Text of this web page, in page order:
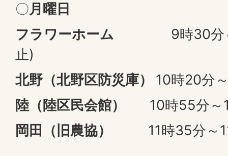
〇月曜日
フラワーホーム 9時30分～
止)
北野（北野区防災庫） 10時20分
陸（陸区民会館） 10時55分～
岡田（旧農協） 11時35分～